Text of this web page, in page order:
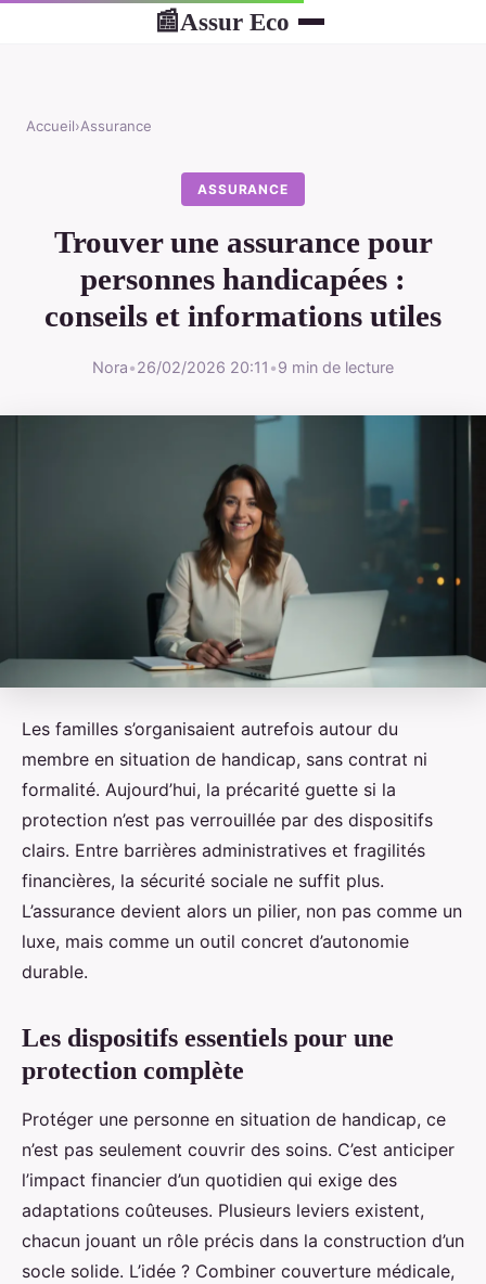
📰Assur Eco
Accueil›Assurance
ASSURANCE
Trouver une assurance pour
personnes handicapées :
conseils et informations utiles
Nora•26/02/2026 20:11 •9 min de lecture
Les familles s’organisaient autrefois autour du
membre en situation de handicap, sans contrat ni
formalité. Aujourd’hui, la précarité guette si la
protection n’est pas verrouillée par des dispositifs
clairs. Entre barrières administratives et fragilités
financières, la sécurité sociale ne suffit plus.
L’assurance devient alors un pilier, non pas comme un
luxe, mais comme un outil concret d’autonomie
durable.
Les dispositifs essentiels pour une
protection complète
Protéger une personne en situation de handicap, ce
n’est pas seulement couvrir des soins. C’est anticiper
l’impact financier d’un quotidien qui exige des
adaptations coûteuses. Plusieurs leviers existent,
chacun jouant un rôle précis dans la construction d’un
socle solide. L’idée ? Combiner couverture médicale,